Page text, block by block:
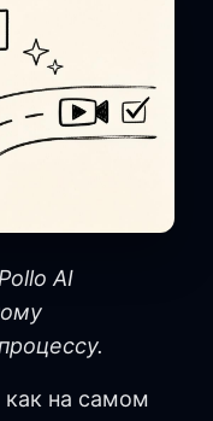
AI
как на самом